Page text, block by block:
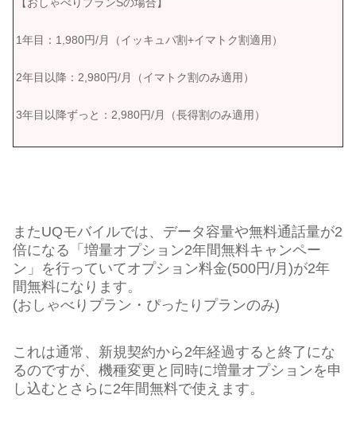
【おしゃべりプランSの場合】
1年目：1,980円/月（イッキュパ割+イマトク割適用）
2年目以降：2,980円/月（イマトク割のみ適用）
3年目以降ずっと：2,980円/月（長得割のみ適用）
またUQモバイルでは、データ容量や無料通話量が2
倍になる「増量オプション2年間無料キャンペー
ン」を行っていてオプション料金(500円/月)が2年
間無料になります。
(おしゃべりプラン・ぴったりプランのみ)
これは通常、新規契約から2年経過すると終了にな
るのですが、機種変更と同時に増量オプションを申
し込むとさらに2年間無料で使えます。